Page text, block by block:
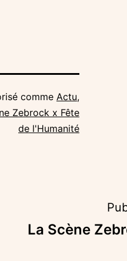
comme Actu,
Zebrock x Fête
de l'Humanité
La Scène